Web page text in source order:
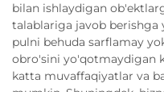
bilan ishlaydigan
talablariga javob berishga
pulni behuda sarflamay
obro'sini yo'qotmaydigan
katta muvaffaqiyatlar va